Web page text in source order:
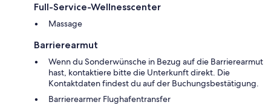
Full-Service-Wellnesscenter
Massage
Barrierearmut
Wenn du Sonderwünsche in Bezug auf die Barrierearmut
hast, kontaktiere bitte die Unterkunft direkt. Die
Kontaktdaten findest du auf der Buchungsbestätigung.
Barrierearmer Flughafentransfer